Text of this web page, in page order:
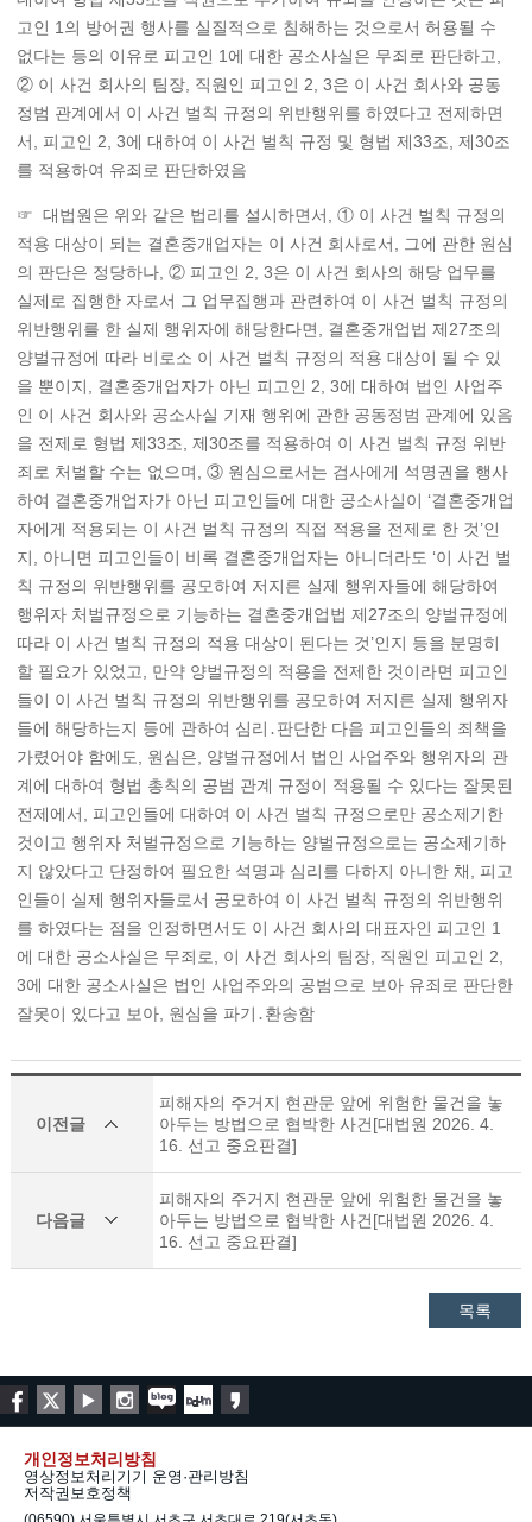
고인 1의 방어권 행사를 실질적으로 침해하는 것으로서 허용될 수
없다는 등의 이유로 피고인 1에 대한 공소사실은 무죄로 판단하고,
② 이 사건 회사의 팀장, 직원인 피고인 2, 3은 이 사건 회사와 공동
정범 관계에서 이 사건 벌칙 규정의 위반행위를 하였다고 전제하면
서, 피고인 2, 3에 대하여 이 사건 벌칙 규정 및 형법 제33조, 제30조
를 적용하여 유죄로 판단하였음
☞ 대법원은 위와 같은 법리를 설시하면서, ① 이 사건 벌칙 규정의
적용 대상이 되는 결혼중개업자는 이 사건 회사로서, 그에 관한 원심
의 판단은 정당하나, ② 피고인 2, 3은 이 사건 회사의 해당 업무를
실제로 집행한 자로서 그 업무집행과 관련하여 이 사건 벌칙 규정의
위반행위를 한 실제 행위자에 해당한다면, 결혼중개업법 제27조의
양벌규정에 따라 비로소 이 사건 벌칙 규정의 적용 대상이 될 수 있
을 뿐이지, 결혼중개업자가 아닌 피고인 2, 3에 대하여 법인 사업주
인 이 사건 회사와 공소사실 기재 행위에 관한 공동정범 관계에 있음
을 전제로 형법 제33조, 제30조를 적용하여 이 사건 벌칙 규정 위반
죄로 처벌할 수는 없으며, ③ 원심으로서는 검사에게 석명권을 행사
하여 결혼중개업자가 아닌 피고인들에 대한 공소사실이 ‘결혼중개업
자에게 적용되는 이 사건 벌칙 규정의 직접 적용을 전제로 한 것’인
지, 아니면 피고인들이 비록 결혼중개업자는 아니더라도 ‘이 사건 벌
칙 규정의 위반행위를 공모하여 저지른 실제 행위자들에 해당하여
행위자 처벌규정으로 기능하는 결혼중개업법 제27조의 양벌규정에
따라 이 사건 벌칙 규정의 적용 대상이 된다는 것’인지 등을 분명히
할 필요가 있었고, 만약 양벌규정의 적용을 전제한 것이라면 피고인
들이 이 사건 벌칙 규정의 위반행위를 공모하여 저지른 실제 행위자
들에 해당하는지 등에 관하여 심리․판단한 다음 피고인들의 죄책을
가렸어야 함에도, 원심은, 양벌규정에서 법인 사업주와 행위자의 관
계에 대하여 형법 총칙의 공범 관계 규정이 적용될 수 있다는 잘못된
전제에서, 피고인들에 대하여 이 사건 벌칙 규정으로만 공소제기한
것이고 행위자 처벌규정으로 기능하는 양벌규정으로는 공소제기하
지 않았다고 단정하여 필요한 석명과 심리를 다하지 아니한 채, 피고
인들이 실제 행위자들로서 공모하여 이 사건 벌칙 규정의 위반행위
를 하였다는 점을 인정하면서도 이 사건 회사의 대표자인 피고인 1
에 대한 공소사실은 무죄로, 이 사건 회사의 팀장, 직원인 피고인 2,
3에 대한 공소사실은 법인 사업주와의 공범으로 보아 유죄로 판단한
잘못이 있다고 보아, 원심을 파기․환송함
이전글
피해자의 주거지 현관문 앞에 위험한 물건을 놓
아두는 방법으로 협박한 사건[대법원 2026. 4.
16. 선고 중요판결]
다음글
피해자의 주거지 현관문 앞에 위험한 물건을 놓
아두는 방법으로 협박한 사건[대법원 2026. 4.
16. 선고 중요판결]
목록
개인정보처리방침
영상정보처리기기 운영·관리방침
저작권보호정책